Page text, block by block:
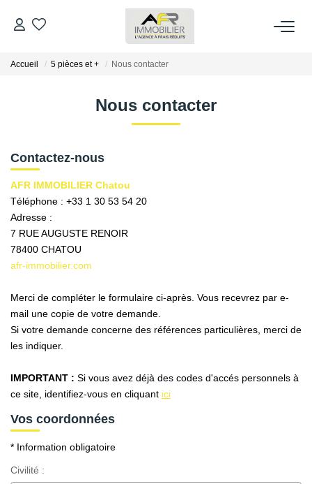
ACHETER
LOUER
FAIRE GÉRER
NOS AGENCES
AFR IMMOBILIER Bezons
AFR IMMOBILIER Carrières-Sur-Seine
AFR IMMOBILIER Chatou - Location | Gestion | Syndic
AFR IMMOBILIER Houilles
Accueil 5 pièces et + Nous contacter
Nous contacter
Contactez-nous
AFR IMMOBILIER Chatou
Téléphone : +33 1 30 53 54 20
Adresse :
7 RUE AUGUSTE RENOIR
78400 CHATOU
afr-immobilier.com
Merci de compléter le formulaire ci-après. Vous recevrez par e-
mail une copie de votre demande.
Si votre demande concerne des références particulières, merci de
les indiquer.
IMPORTANT : Si vous avez déjà des codes d'accés personnels à
ce site, identifiez-vous en cliquant ici
Vos coordonnées
* Information obligatoire
Civilité :